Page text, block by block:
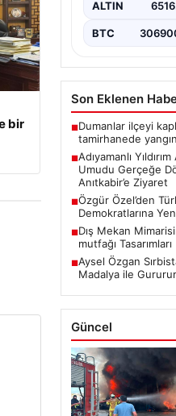
bir
ve Zeynep
ALTIN
BTC
Son Eklenen
■Dumanlar ilçeyi
tamirhanede yangın
■Adıyamanlı
Umudu Gerçeğe
Anıtkabir’e Ziyaret
■Özgür Özel’den
Demokratlarına
■Dış Mekan
mutfağı Tasarımları
■Aysel Özgan
Madalya ile
Güncel